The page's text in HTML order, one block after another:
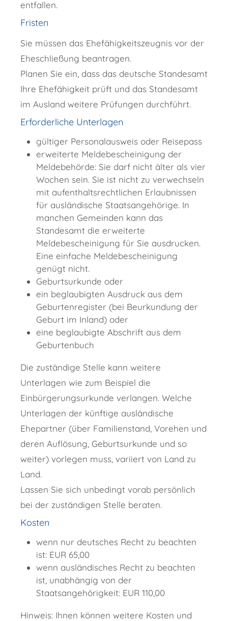
entfallen.
Fristen
Sie müssen das Ehefähigkeitszeugnis vor der
Eheschließung beantragen.
Planen Sie ein, dass das deutsche Standesamt
Ihre Ehefähigkeit prüft und das Standesamt
im Ausland weitere Prüfungen durchführt.
Erforderliche Unterlagen
gültiger Personalausweis oder Reisepass
erweiterte Meldebescheinigung der
Meldebehörde: Sie darf nicht älter als vier
Wochen sein. Sie ist nicht zu verwechseln
mit aufenthaltsrechtlichen Erlaubnissen
für ausländische Staatsangehörige. In
manchen Gemeinden kann das
Standesamt die erweiterte
Meldebescheinigung für Sie ausdrucken.
Eine einfache Meldebescheinigung
genügt nicht.
Geburtsurkunde oder
ein beglaubigten Ausdruck aus dem
Geburtenregister (bei Beurkundung der
Geburt im Inland) oder
eine beglaubigte Abschrift aus dem
Geburtenbuch
Die zuständige Stelle kann weitere
Unterlagen wie zum Beispiel die
Einbürgerungsurkunde verlangen. Welche
Unterlagen der künftige ausländische
Ehepartner (über Familienstand, Vorehen und
deren Auflösung, Geburtsurkunde und so
weiter) vorlegen muss, variiert von Land zu
Land.
Lassen Sie sich unbedingt vorab persönlich
bei der zuständigen Stelle beraten.
Kosten
wenn nur deutsches Recht zu beachten
ist: EUR 65,00
wenn ausländisches Recht zu beachten
ist, unabhängig von der
Staatsangehörigkeit: EUR 110,00
Hinweis: Ihnen können weitere Kosten und